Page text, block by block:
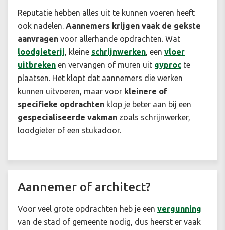
Reputatie hebben alles uit te kunnen voeren heeft
ook nadelen. Aannemers krijgen vaak de gekste
aanvragen voor allerhande opdrachten. Wat
loodgieterij, kleine schrijnwerken, een vloer
uitbreken en vervangen of muren uit gyproc te
plaatsen. Het klopt dat aannemers die werken
kunnen uitvoeren, maar voor kleinere of
specifieke opdrachten klop je beter aan bij een
gespecialiseerde vakman zoals schrijnwerker,
loodgieter of een stukadoor.
Aannemer of architect?
Voor veel grote opdrachten heb je een vergunning
van de stad of gemeente nodig, dus heerst er vaak